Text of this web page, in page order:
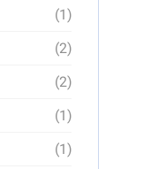
(1)
(2)
(2)
(1)
(1)